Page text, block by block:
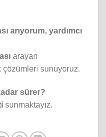
arıyorum, yardımcı
arayan
sunuyoruz.
sürer?
sunmaktayız.